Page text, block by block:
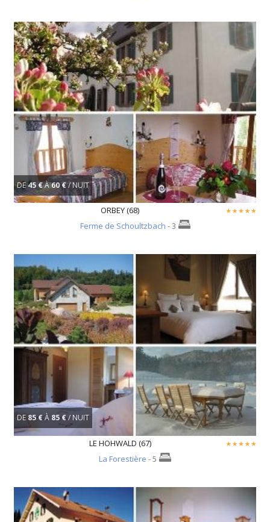
DE45 €À60 €/ NUIT
ORBEY (68)
Ferme de Schoultzbach - 3
DE 85 €À 85 €/ NUIT
LE HOHWALD (67)
La Forestière - 5